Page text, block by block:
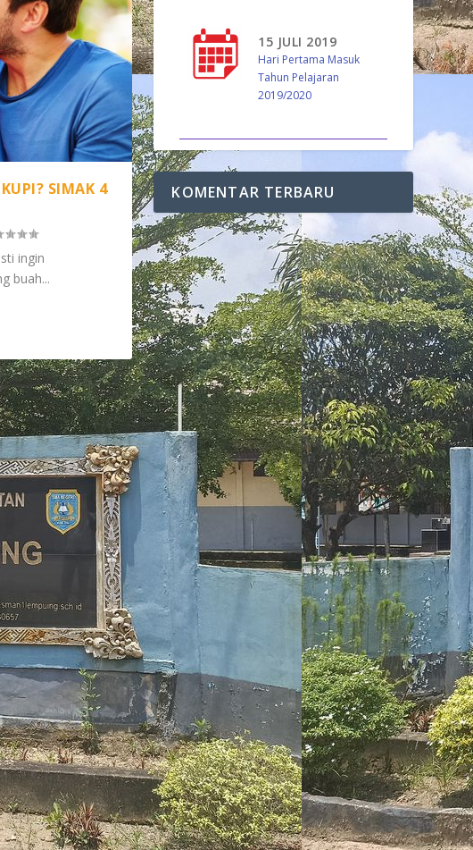
SIMAK 4
ingin
buah...
15 JULI 2019
Hari Pertama Masuk
Tahun Pelajaran
2019/2020
KOMENTAR TERBARU